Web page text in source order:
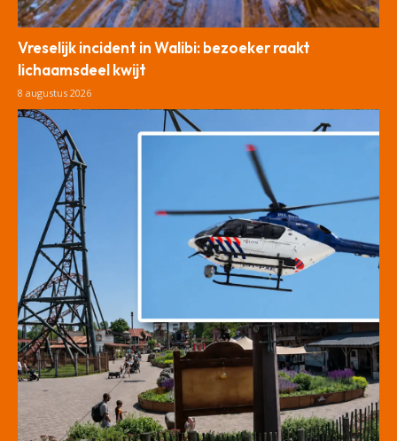
Vreselijk incident in Walibi: bezoeker raakt
lichaamsdeel kwijt
8 augustus 2026